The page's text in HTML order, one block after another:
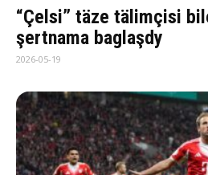
“Çelsi” täze tälimçisi
şertnama baglaşdy
2026-05-19